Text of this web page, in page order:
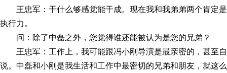
王忠军：干什么够感觉能干成。现在我和我弟弟两个肯定
执行力。
问：除了中磊之外，您觉得谁还能被认为是您的兄弟？
王忠军：工作上，我可能跟冯小刚导演是最亲密的，甚至
说。中磊和小刚是我生活和工作中最密切的兄弟和朋友，就这